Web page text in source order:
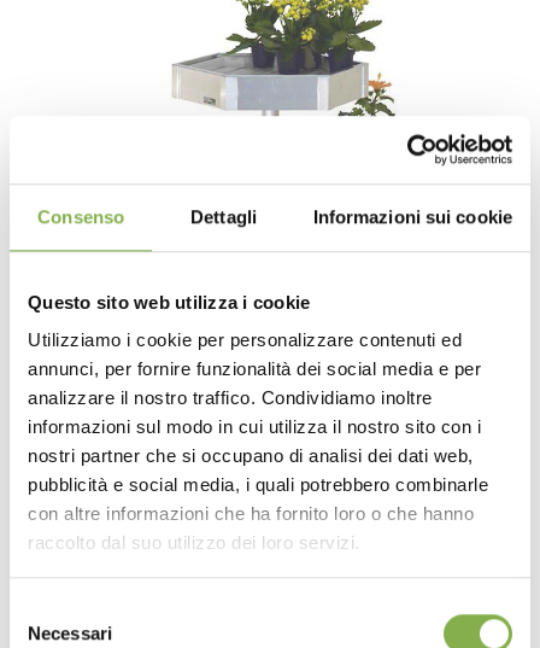
Consenso Dettagli Informazioni sui cookie
Questo sito web utilizza i cookie
Utilizziamo i cookie per personalizzare contenuti ed
annunci, per fornire funzionalità dei social media e per
analizzare il nostro traffico. Condividiamo inoltre
informazioni sul modo in cui utilizza il nostro sito con i
nostri partner che si occupano di analisi dei dati web,
pubblicità e social media, i quali potrebbero combinarle
con altre informazioni che ha fornito loro o che hanno
raccolto dal suo utilizzo dei loro servizi.
delNecessari
Hexagonal bench with aluminum
structure